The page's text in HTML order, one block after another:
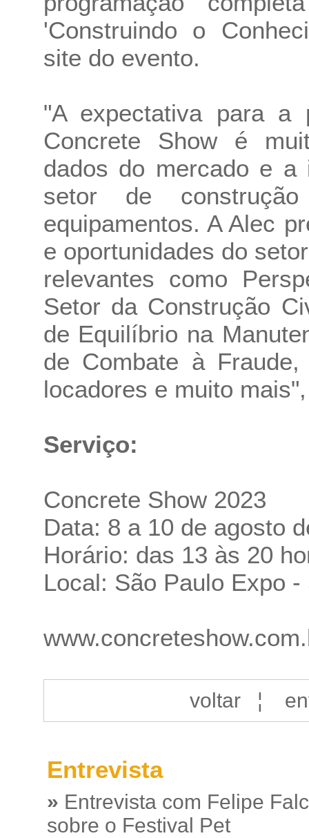
'Construindo o
site do evento.
"A expectativa para a
Concrete Show é
dados do mercado e a
setor de
equipamentos. A Alec
e oportunidades do
relevantes como
Setor da Construção
de Equilíbrio na
de Combate à
locadores e muito
Serviço:
Concrete Show 2023
Data: 8 a 10 de agosto
Horário: das 13 às 20
Local: São Paulo Expo
voltar¦
Entrevista
» Entrevista com Felipe
sobre o Festival Pet